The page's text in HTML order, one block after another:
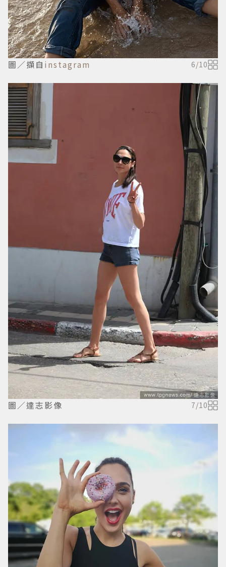
圖／擷自 instagram 6/10
圖／達志影像 7/10